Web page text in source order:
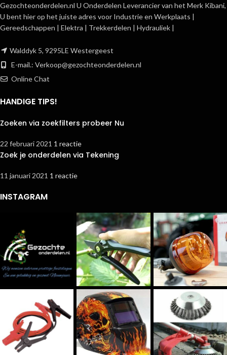
Gezochteonderdelen.nl U Onderdelen Leverancier van het Merk Kibani,
U bent hier op het juiste adres voor Industrie en Werkplaats |
Gereedschappen | Elektra | Trekkerdelen | Hydrauliek |
Walddyk 5, 9295LE Westergeest
E-mail.: Verkoop@gezochteonderdelen.nl
Online Chat
HANDIGE TIPS!
Zoeken via zoekfilters probeer Nu
22 februari 2021 1 reactie
Zoek je onderdelen via Tekening
11 januari 2021 1 reactie
INSTAGRAM